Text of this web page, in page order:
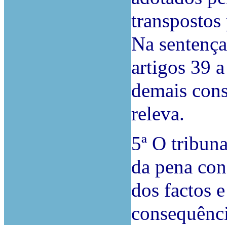
Na
artigos 39
demais
releva.
5ª O
da pena
dos factos